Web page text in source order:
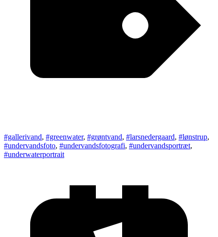
#gallerivand, #greenwater, #grøntvand, #larsnedergaard, #lønstrup,
#undervandsfoto, #undervandsfotografi, #undervandsportræt,
#underwaterportrait